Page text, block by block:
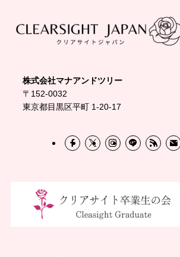
株式会社マナアンドツリー
〒152-0032
東京都目黒区平町 1-20-17